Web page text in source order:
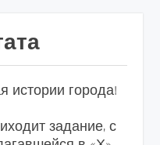
истории города!
задание, с